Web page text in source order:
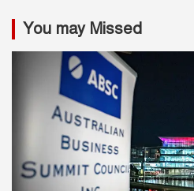
You may Missed